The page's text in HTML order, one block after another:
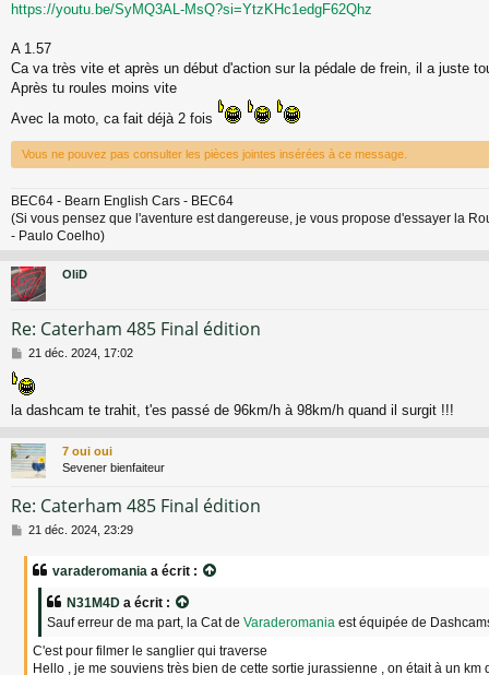
s
a
g
https://youtu.be/SyMQ3AL-MsQ?si=YtzKHc1edgF62Qhz
A 1.57
Ca va très vite et après un début d'action sur la pédale de frein, il a juste
Après tu roules moins vite
Avec la moto, ca fait déjà 2 fois
Vous ne pouvez pas consulter les pièces jointes insérées à ce message.
BEC64 - Bearn English Cars - BEC64
(Si vous pensez que l'aventure est dangereuse, je vous propose d'essayer la
- Paulo Coelho)
OliD
Re: Caterham 485 Final édition
M
s
a
e
21 déc. 2024, 17:02
la dashcam te trahit, t'es passé de 96km/h à 98km/h quand il surgit !!!
7 oui oui
Sevener bienfaiteur
Re: Caterham 485 Final édition
M
21 déc. 2024, 23:29
varaderomania a écrit :
N31M4D a écrit :
Sauf erreur de ma part, la Cat de Varaderomania est équipée de
C'est pour filmer le sanglier qui traverse
Hello , je me souviens très bien de cette sortie jurassienne , on était à un km